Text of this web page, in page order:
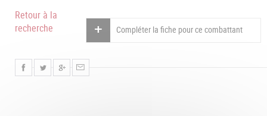
Compléter la fiche pour ce combattant
Retour à la
recherche